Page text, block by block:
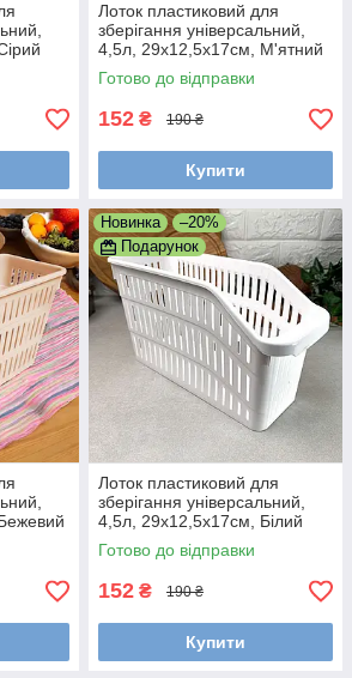
Лоток пластиковий для
зберігання універсальний,
4,5л, 29x12,5x17см, М'ятний
(Пластиковий кошик)
Готово до відправки
152 ₴ 190 ₴
Купити
Новинка
–20%
Подарунок
Лоток пластиковий для
зберігання універсальний,
4,5л, 29x12,5x17см, Білий
(Пластиковий кошик)
Готово до відправки
152 ₴ 190 ₴
Купити